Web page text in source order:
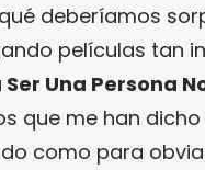
deberíamos
películas tan
Una Persona
que me han
como para